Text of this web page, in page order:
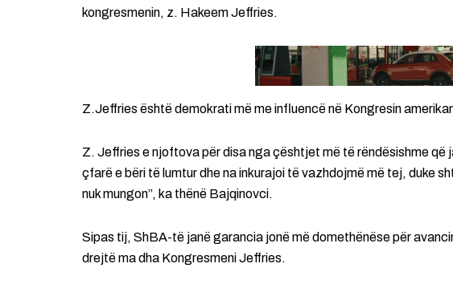
kongresmenin, z. Hakeem Jeffries.
Z.Jeffries është demokrati më me influencë në Kongresin
Z. Jeffries e njoftova për disa nga çështjet më të rëndësishme që
çfarë e bëri të lumtur dhe na inkurajoi të vazhdojmë më tej, duke
nuk mungon”, ka thënë Bajqinovci.
Sipas tij, ShBA-të janë garancia jonë më domethënëse për
drejtë ma dha Kongresmeni Jeffries.